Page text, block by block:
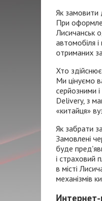
Як замовити
При
Лисичанськ
автомобіля
отриманих
Хто
Ми цінуємо
серйозними
Delivery, з
«китайця»
Як забрати
Замовлені
буде
і страховий
в місті
механізмів